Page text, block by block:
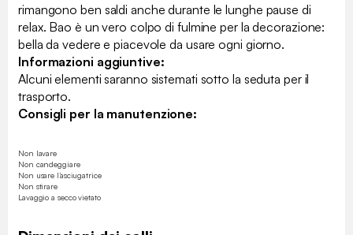
rimangono ben saldi anche durante le lunghe pause di
relax. Bao è un vero colpo di fulmine per la decorazione:
bella da vedere e piacevole da usare ogni giorno.
Informazioni aggiuntive:
Alcuni elementi saranno sistemati sotto la seduta per il
trasporto.
Consigli per la manutenzione:
Non lavare
Non candeggiare
Non usare l’asciugatrice
Non stirare
Lavaggio a secco vietato